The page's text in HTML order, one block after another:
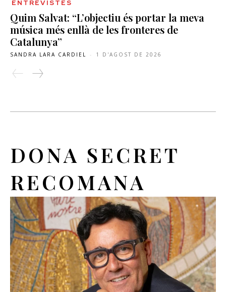
ENTREVISTES
Quim Salvat: “L’objectiu és portar la meva
música més enllà de les fronteres de
Catalunya”
SANDRA LARA CARDIEL - 1 D'AGOST DE 2026
DONA SECRET
RECOMANA